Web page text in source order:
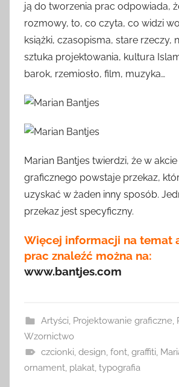
ją do tworzenia prac odpowiada,
rozmowy, to, co czyta, co widzi
książki, czasopisma, stare rzeczy,
sztuka projektowania, kultura
barok, rzemiosło, film, muzyka…
Marian Bantjes twierdzi, że w
graficznego powstaje przekaz,
uzyskać w żaden inny sposób.
przekaz jest specyficzny.
Więcej informacji na temat
prac znaleźć można na:
www.bantjes.com
Artyści, Projektowanie graficzne,
Wzornictwo
czcionki, design, font, graffiti,
ornament, plakat, typografia